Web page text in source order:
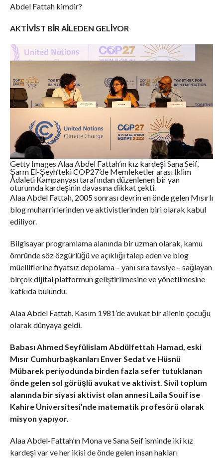
Abdel Fattah kimdir?
AKTİVİST BİR AİLEDEN GELİYOR
Getty Images Alaa Abdel Fattah’ın kız kardeşi Sana Seif,
Şarm El-Şeyh’teki COP27’de Memleketler arası İklim
Adaleti Kampanyası tarafından düzenlenen bir yan
oturumda kardeşinin davasına dikkat çekti.
Alaa Abdel Fattah, 2005 sonrası devrin en önde gelen Mısırlı
blog muharrirlerinden ve aktivistlerinden biri olarak kabul
ediliyor.
Bilgisayar programlama alanında bir uzman olarak, kamu
ömründe söz özgürlüğü ve açıklığı talep eden ve blog
müelliflerine fiyatsız depolama – yanı sıra tavsiye – sağlayan
birçok dijital platformun geliştirilmesine ve yönetilmesine
katkıda bulundu.
Alaa Abdel Fattah, Kasım 1981’de avukat bir ailenin çocuğu
olarak dünyaya geldi.
Babası Ahmed Seyfülislam Abdülfettah Hamad, eski
Mısır Cumhurbaşkanları Enver Sedat ve Hüsnü
Mübarek periyodunda birden fazla sefer tutuklanan
önde gelen sol görüşlü avukat ve aktivist. Sivil toplum
alanında bir siyasi aktivist olan annesi Laila Souif ise
Kahire Üniversitesi’nde matematik profesörü olarak
misyon yapıyor.
Alaa Abdel-Fattah’ın Mona ve Sana Seif isminde iki kız
kardeşi var ve her ikisi de önde gelen insan hakları